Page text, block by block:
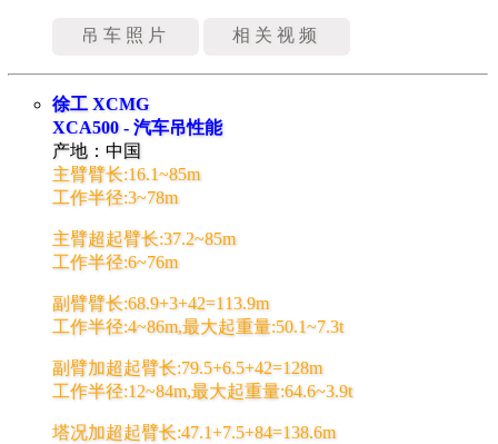
吊车照片 相关视频
徐工 XCMG
XCA500 - 汽车吊性能
产地：中国
主臂臂长:16.1~85m
工作半径:3~78m
主臂超起臂长:37.2~85m
工作半径:6~76m
副臂臂长:68.9+3+42=113.9m
工作半径:4~86m,最大起重量:50.1~7.3t
副臂加超起臂长:79.5+6.5+42=128m
工作半径:12~84m,最大起重量:64.6~3.9t
塔况加超起臂长:47.1+7.5+84=138.6m